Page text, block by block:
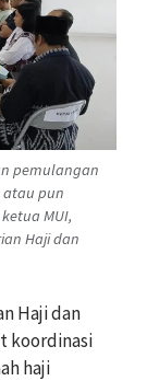
pemulangan
atau pun
MUI,
Haji dan
Haji dan
koordinasi
haji